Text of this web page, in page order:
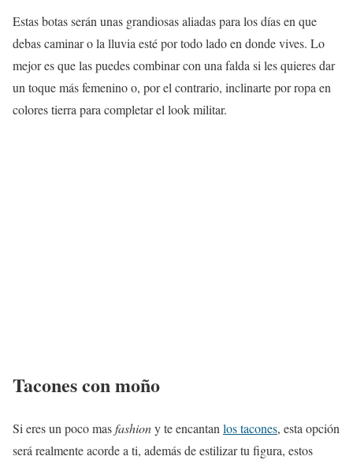
Estas botas serán unas grandiosas aliadas para los días en que
debas caminar o la lluvia esté por todo lado en donde vives. Lo
mejor es que las puedes combinar con una falda si les quieres dar
un toque más femenino o, por el contrario, inclinarte por ropa en
colores tierra para completar el look militar.
Tacones con moño
Si eres un poco masfashiony te encantan los tacones, esta opción
será realmente acorde a ti, además de estilizar tu figura, estos